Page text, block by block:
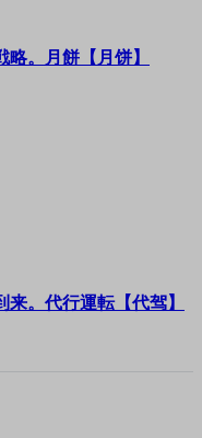
。月餅【月饼】
。代行運転【代驾】